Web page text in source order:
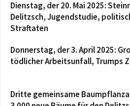
Dienstag, der 20. Mai 2025:
Delitzsch, Jugendstudie,
Straftaten
Donnerstag, der 3. April 2025:
tödlicher Arbeitsunfall, Trumps
Dritte gemeinsame